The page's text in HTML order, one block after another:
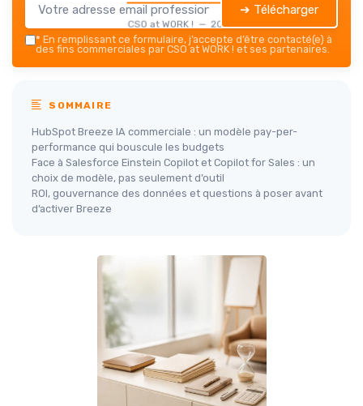
CSO at WORK ! — 2026
➔ Télécharger
* En remplissant ce formulaire, j’accepte d’être contacté(e) à
des fins commerciales par CSO at WORK ! et ses partenaires.
SOMMAIRE
HubSpot Breeze IA commerciale : un modèle pay-per-
performance qui bouscule les budgets
Face à Salesforce Einstein Copilot et Copilot for Sales : un
choix de modèle, pas seulement d’outil
ROI, gouvernance des données et questions à poser avant
d’activer Breeze